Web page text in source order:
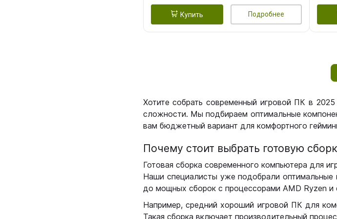
Купить Подробнее
Хотите собрать современный игровой ПК в
сложности. Мы подбираем оптимальные
вам бюджетный вариант для комфортного
Почему стоит выбрать готовую
Готовая сборка современного компьютера для
Наши специалисты уже подобрали
до мощных сборок с процессорами AMD Ryzen и
Например, средний хороший игровой ПК для
Такая сборка включает производительный